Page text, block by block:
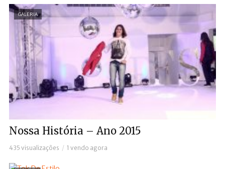
GALERIA
Nossa História – Ano 2015
435 visualizações 1 vendo agora